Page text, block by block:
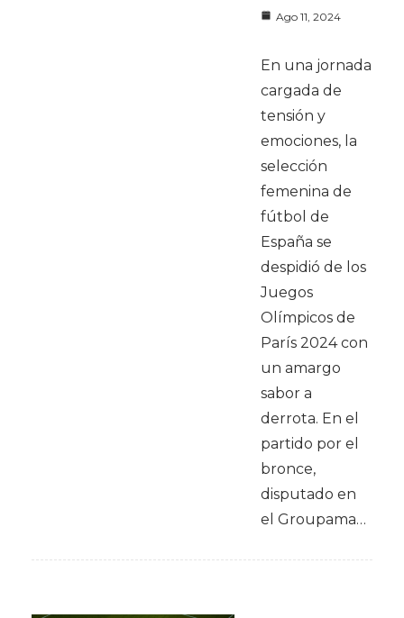
Ago 11, 2024
En una jornada
cargada de
tensión y
emociones, la
selección
femenina de
fútbol de
España se
despidió de los
Juegos
Olímpicos de
París 2024 con
un amargo
sabor a
derrota. En el
partido por el
bronce,
disputado en
el Groupama…